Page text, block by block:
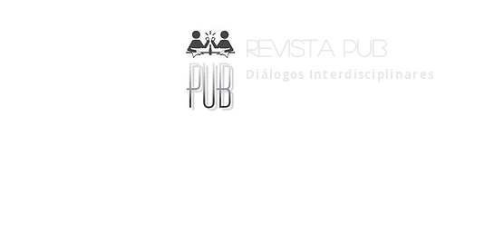
Revista pub
Diálogos Interdisciplinares